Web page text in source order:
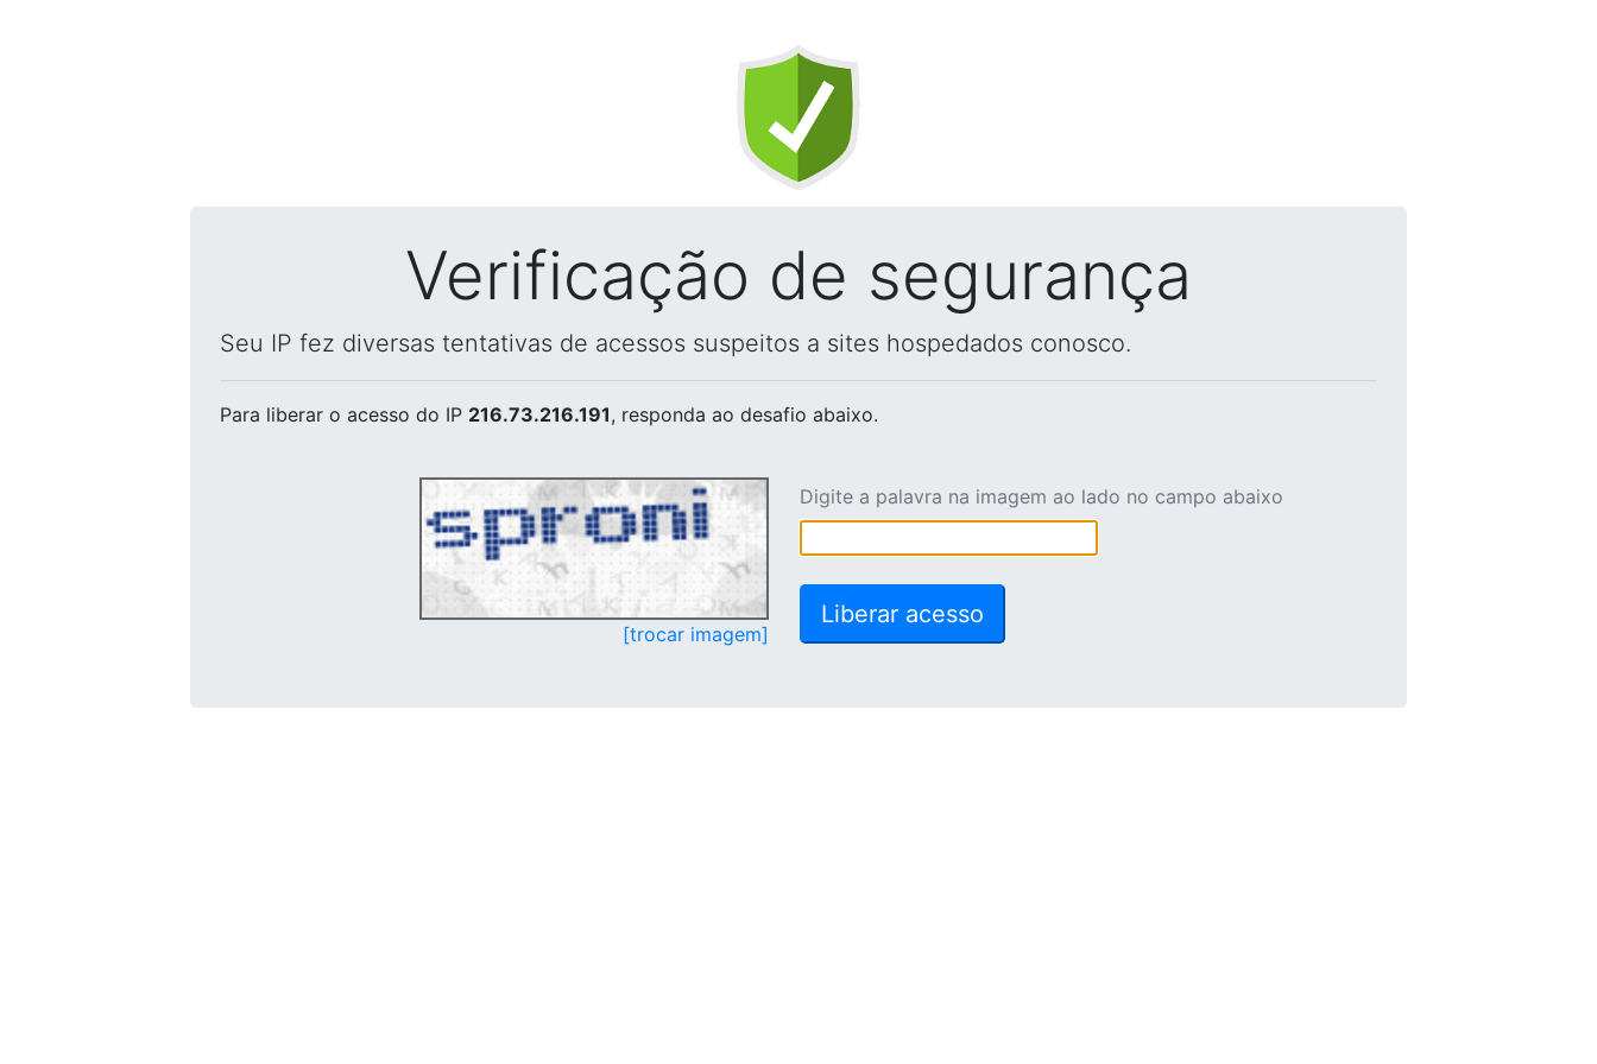
Verificação de segurança
Seu IP fez diversas tentativas de acessos suspeitos a sites hospedados conosco.
Para liberar o acesso do IP 216.73.216.191, responda ao desafio abaixo.
[trocar imagem]
Digite a palavra na imagem ao lado no campo abaixo